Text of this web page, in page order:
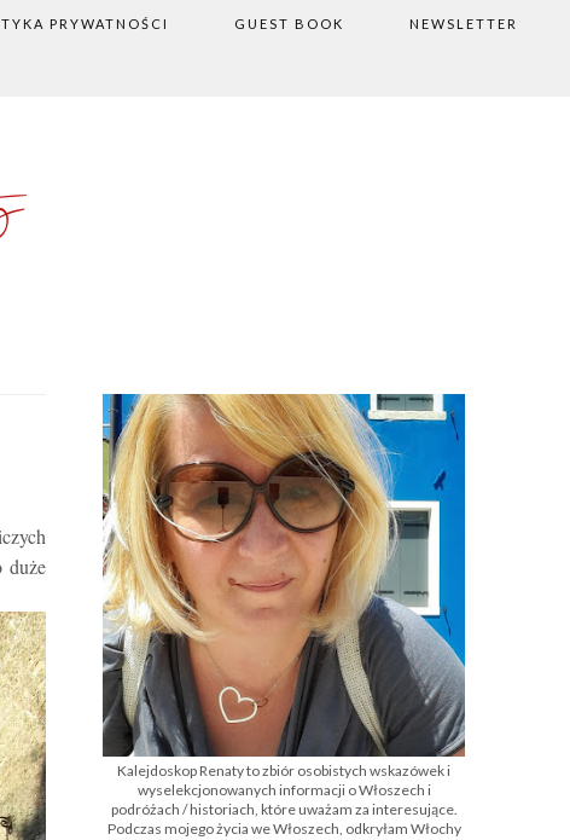
PRYWATNOŚCI GUEST BOOK NEWSLETTER
duże
Kalejdoskop Renaty to zbiór osobistych wskazówek i
wyselekcjonowanych informacji o Włoszech i
podróżach / historiach, które uważam za interesujące.
Podczas mojego życia we Włoszech, odkryłam Włochy